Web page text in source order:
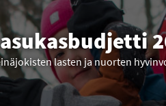
lasten ja nuorten